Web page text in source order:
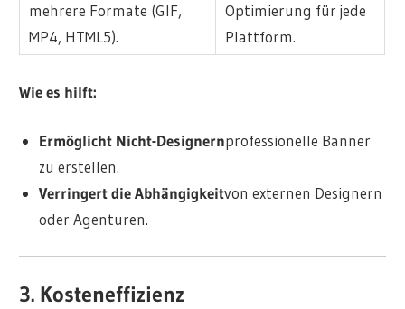
mehrere Formate (GIF,
MP4, HTML5).
Optimierung für jede
Plattform.
Wie es hilft:
Ermöglicht Nicht-Designernprofessionelle Banner
zu erstellen.
Verringert die Abhängigkeitvon externen Designern
oder Agenturen.
3. Kosteneffizienz